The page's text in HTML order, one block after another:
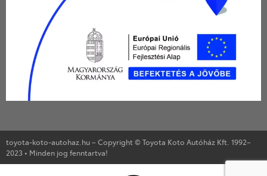
toyota-koto-autohaz.hu – Copyright © Toyota Koto Autóház Kft. 1992–
2023 • Minden jog fenntartva!